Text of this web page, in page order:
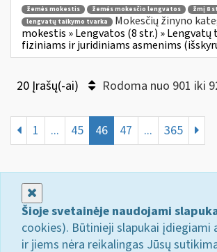
žemės mokestis žemės mokesčio lengvatos
žmį 8
lengvatų taikymo tvarka
Mokesčių žinyno
mokestis » Lengvatos (8 str.) » Lengvatų
fiziniams ir juridiniams asmenims
20 Įrašų(-ai) Rodoma nuo 901 iki
1 ... 45 46 47 ... 365
Šioje svetainėje naudojami
cookies). Būtinieji slapukai įdiegiami
ir jiems nėra reikalingas Jūsų